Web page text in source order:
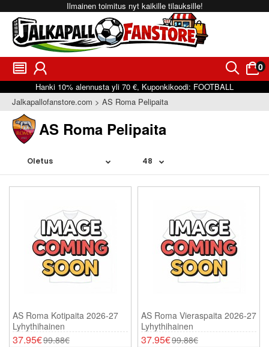
Ilmainen toimitus nyt kaikille tilauksille!
󰂩 󰃳 󰂨 0
󰃠
Hanki 10% alennusta yli 70 €, Kuponkikoodi: FOOTBALL
Jalkapallofanstore.com
AS Roma Pelipaita
AS Roma Pelipaita
AS Roma Kotipaita 2026-27
Lyhythihainen
37.95€99.88€
AS Roma Vieraspaita 2026-27
Lyhythihainen
37.95€99.88€